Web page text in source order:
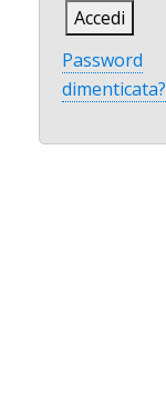
Accedi
Password
dimenticata?